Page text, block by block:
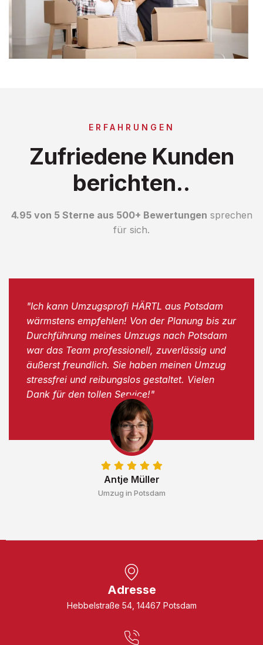
ERFAHRUNGEN
Zufriedene Kunden
berichten..
4.95 von 5 Sterne aus 500+ Bewertungen sprechen
für sich.
Antje Müller
Umzug in Potsdam
"Ich kann Umzugsprofi HÄRTL aus Potsdam
wärmstens empfehlen! Von der Planung bis zur
Durchführung meines Umzugs nach Potsdam
war das Team professionell, zuverlässig und
äußerst freundlich. Sie haben meinen Umzug
stressfrei und reibungslos gestaltet. Vielen
Dank für den tollen Service!"
Adresse
Hebbelstraße 54, 14467 Potsdam